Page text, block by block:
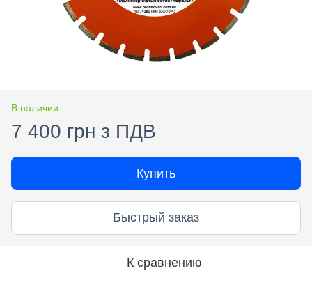
В наличии
7 400 грн з ПДВ
Купить
Быстрый заказ
К сравнению